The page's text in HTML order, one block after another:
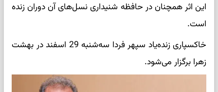
این اثر همچنان در حافظه شنیداری نسل‌های آن دوران زنده
است.
خاکسپاری زنده‌یاد سپهر فردا سه‌شنبه 29 اسفند در بهشت
زهرا برگزار می‌شود.